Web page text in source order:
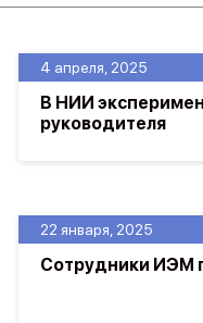
22 января, 2025
Сотрудники ИЭМ
4 апреля, 2025
В НИИ
руководителя